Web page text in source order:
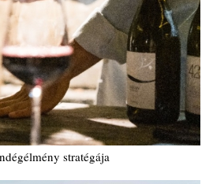
stratégája